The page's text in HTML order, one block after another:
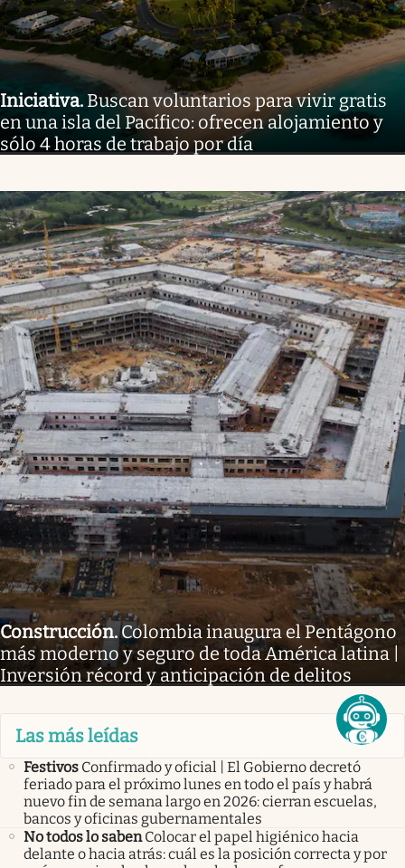
Iniciativa. Buscan voluntarios para vivir gratis
en una isla del Pacífico: ofrecen alojamiento y
sólo 4 horas de trabajo por día
Construcción.Colombia inaugura el Pentágono
más moderno y seguro de toda América latina |
Inversión récord y anticipación de delitos
Las más leídas
Festivos Confirmado y oficial | El Gobierno decretó
feriado para el próximo lunes en todo el país y habrá
nuevo fin de semana largo en 2026: cierran escuelas,
bancos y oficinas gubernamentales
No todos lo saben Colocar el papel higiénico hacia
delante o hacia atrás: cuál es la posición correcta y por